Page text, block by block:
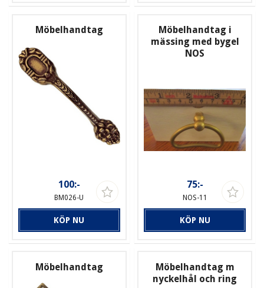
Möbelhandtag
100:-
BM026-U
KÖP NU
Möbelhandtag i
mässing med bygel
NOS
75:-
NOS-11
KÖP NU
Möbelhandtag
Möbelhandtag m
nyckelhål och ring